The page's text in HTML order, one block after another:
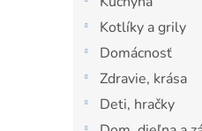
Kotlíky a grily
Domácnosť
Zdravie, krása
Deti, hračky